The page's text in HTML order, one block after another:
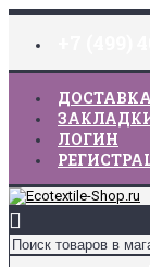
ЛОГИН